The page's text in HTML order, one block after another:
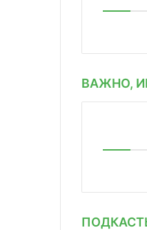
ВАЖНО,